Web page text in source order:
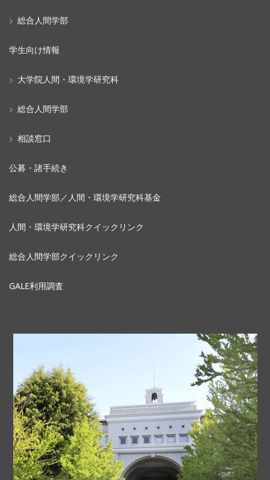
総合人間学部
学生向け情報
大学院人間・環境学研究科
総合人間学部
相談窓口
公募・諸手続き
総合人間学部／人間・環境学研究科基金
人間・環境学研究科クイックリンク
総合人間学部クイックリンク
GALE利用調査